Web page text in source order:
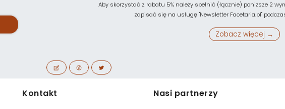
Aby skorzystać z rabatu 5% należy spełnić (łącznie) poniższe 2
zapisać się na usługę "Newsletter Facetaria.pl"
Zobacz więcej →
Kontakt Nasi partnerzy